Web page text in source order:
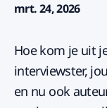
mrt. 24, 2026
Hoe kom je uit
interviewster,
en nu ook